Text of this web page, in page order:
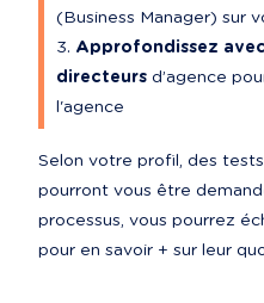
(Business Manager) sur
Approfondissez
directeurs d’agence
l'agence
Selon votre profil, des
pourront vous être
processus, vous pourrez
pour en savoir + sur leur